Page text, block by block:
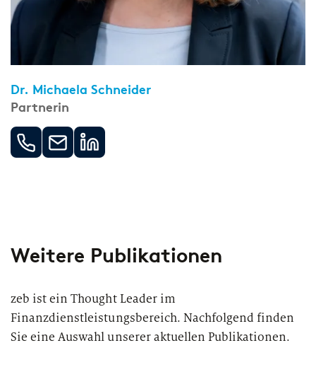
Dr. Michaela Schneider
Partnerin
Weitere Publikationen
zeb ist ein Thought Leader im
Finanzdienstleistungsbereich. Nachfolgend finden
Sie eine Auswahl unserer aktuellen Publikationen.